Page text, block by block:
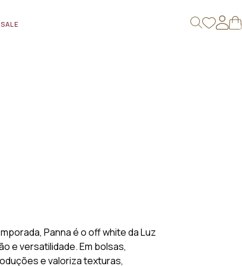
SALE 0
Panna é o off white da Luz
e versatilidade. Em bolsas,
e valoriza texturas,